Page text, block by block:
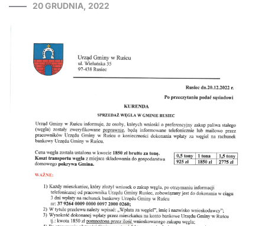
20 GRUDNIA, 2022